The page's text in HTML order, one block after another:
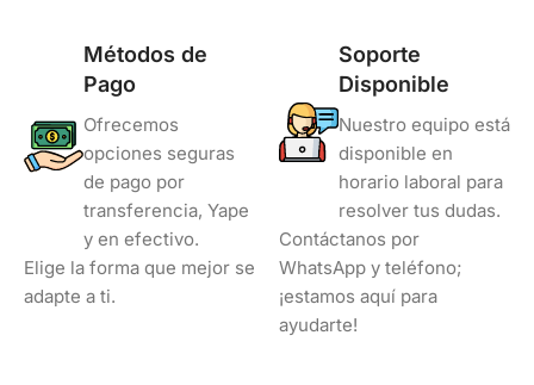
Métodos de
Pago
Ofrecemos
opciones seguras
de pago por
transferencia, Yape
y en efectivo.
Elige la forma que mejor se
adapte a ti.
Soporte
Disponible
Nuestro equipo está
disponible en
horario laboral para
resolver tus dudas.
Contáctanos por
WhatsApp y teléfono;
¡estamos aquí para
ayudarte!